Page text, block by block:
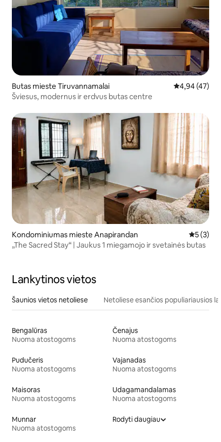
Butas mieste Tiruvannamalai Vidutinis
4,94 (47)
Šviesus, modernus ir erdvus butas centre
Kondominiumas mieste Anapirandan Vidutinis
5 (3)
„The Sacred Stay“ | Jaukus 1 miegamojo ir svetainės butas
Lankytinos vietos
Šaunios vietos netoliese Netoliese esančios populiariausios
Bengalūras
Nuoma atostogoms
Čenajus
Nuoma atostogoms
Pudučeris
Nuoma atostogoms
Vajanadas
Nuoma atostogoms
Maisoras
Nuoma atostogoms
Udagamandalamas
Nuoma atostogoms
Munnar
Nuoma atostogoms
Rodyti daugiau